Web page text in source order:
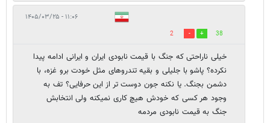
۱۱:۰۶ - ۱۴۰۵/۰۳/۲۵
38
2
خیلی ناراحتی که جنگ با قیمت نابودی ایران و ایرانی ادامه پیدا
نکرده؟ پاشو با جلیلی و بقیه تندروهای مثل خودت برو غزه، با
دشمن بجنگ. یا نکنه جون دوست تر از این حرفایی؟ تف به
وجود هر کسی که خودش هیچ کاری نمیکنه ولی انتخابش
جنگ به قیمت نابودی مردمه